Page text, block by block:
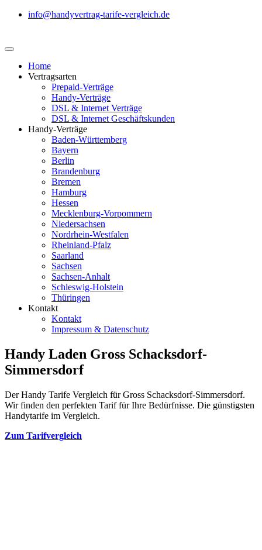
info@handyvertrag-tarife-vergleich.de
Home
Vertragsarten
Prepaid-Verträge
Handy-Verträge
DSL & Internet Verträge
DSL & Internet Geschäftskunden
Handy-Verträge
Baden-Württemberg
Bayern
Berlin
Brandenburg
Bremen
Hamburg
Hessen
Mecklenburg-Vorpommern
Niedersachsen
Nordrhein-Westfalen
Rheinland-Pfalz
Saarland
Sachsen
Sachsen-Anhalt
Schleswig-Holstein
Thüringen
Kontakt
Kontakt
Impressum & Datenschutz
Handy Laden Gross Schacksdorf-
Simmersdorf
Der Handy Tarife Vergleich für Gross Schacksdorf-Simmersdorf.
Wir finden den perfekten Tarif für Ihre Bedürfnisse. Die günstigsten
Handytarife im Vergleich.
Zum Tarifvergleich